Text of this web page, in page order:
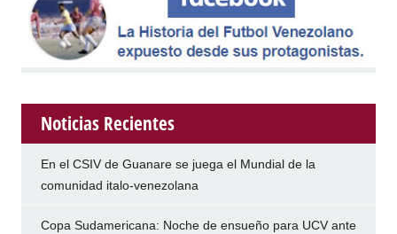
Noticias Recientes
En el CSIV de Guanare se juega el Mundial de la
comunidad italo-venezolana
Copa Sudamericana: Noche de ensueño para UCV ante